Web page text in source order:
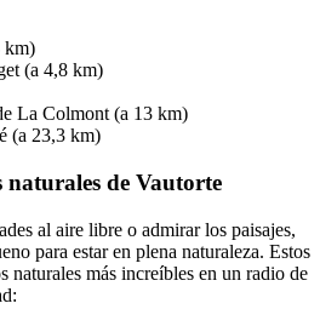
km)
(a 4,8 km)
La Colmont (a 13 km)
(a 23,3 km)
naturales de Vautorte
al aire libre o admirar los paisajes,
para estar en plena naturaleza. Estos
naturales más increíbles en un radio de